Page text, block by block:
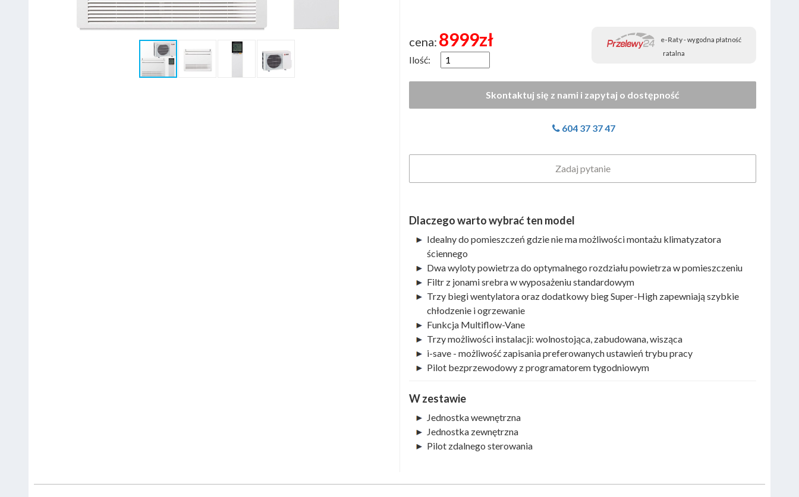
cena: 8999zł
Ilość:
e-Raty- wygodna płatność
ratalna
604 37 37 47
Zadaj pytanie
Dlaczego warto wybrać ten model
Idealny do pomieszczeń gdzie nie ma możliwości montażu klimatyzatora
ściennego
Dwa wyloty powietrza do optymalnego rozdziału powietrza w pomieszczeniu
Filtr z jonami srebra w wyposażeniu standardowym
Trzy biegi wentylatora oraz dodatkowy bieg Super-High zapewniają szybkie
chłodzenie i ogrzewanie
Funkcja Multiflow-Vane
Trzy możliwości instalacji: wolnostojąca, zabudowana, wisząca
i-save - możliwość zapisania preferowanych ustawień trybu pracy
Pilot bezprzewodowy z programatorem tygodniowym
W zestawie
Jednostka wewnętrzna
Jednostka zewnętrzna
Pilot zdalnego sterowania